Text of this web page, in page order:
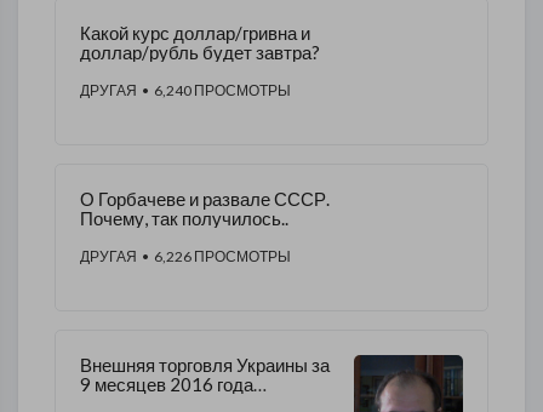
Какой курс доллар/гривна и
доллар/рубль будет завтра?
ДРУГАЯ • 6,240 ПРОСМОТРЫ
О Горбачеве и развале СССР.
Почему, так получилось..
ДРУГАЯ • 6,226 ПРОСМОТРЫ
Внешняя торговля Украины за
9 месяцев 2016 года